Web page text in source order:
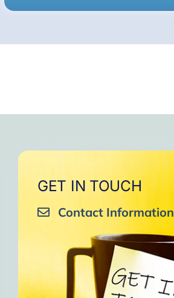
GET IN TOUCH
Contact Information